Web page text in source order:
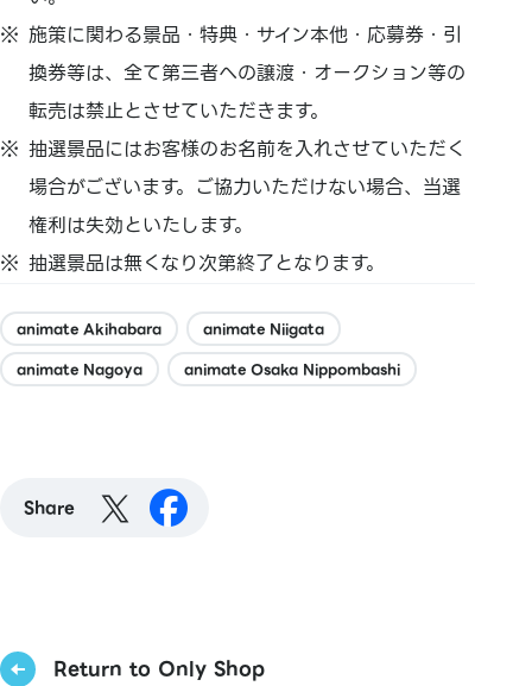
施策に関わる景品・特典・サイン本他・応募券・引
換券等は、全て第三者への譲渡・オークション等の
転売は禁止とさせていただきます。
抽選景品にはお客様のお名前を入れさせていただく
場合がございます。ご協力いただけない場合、当選
権利は失効といたします。
抽選景品は無くなり次第終了となります。
animate Akihabara
animate Niigata
animate Nagoya
animate Osaka Nippombashi
Share
Return to Only Shop